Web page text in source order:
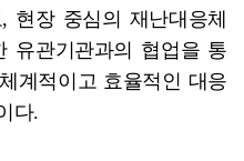
현장 중심의 재난대응체
유관기관과의 협업을 통
계적이고 효율적인 대응
다.